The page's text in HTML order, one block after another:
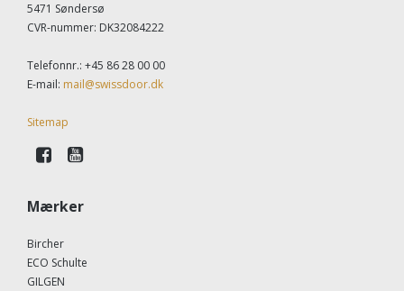
5471 Søndersø
CVR-nummer: DK32084222
Telefonnr.: +45 86 28 00 00
E-mail: mail@swissdoor.dk
Sitemap
Mærker
Bircher
ECO Schulte
GILGEN